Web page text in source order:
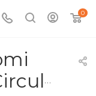
0